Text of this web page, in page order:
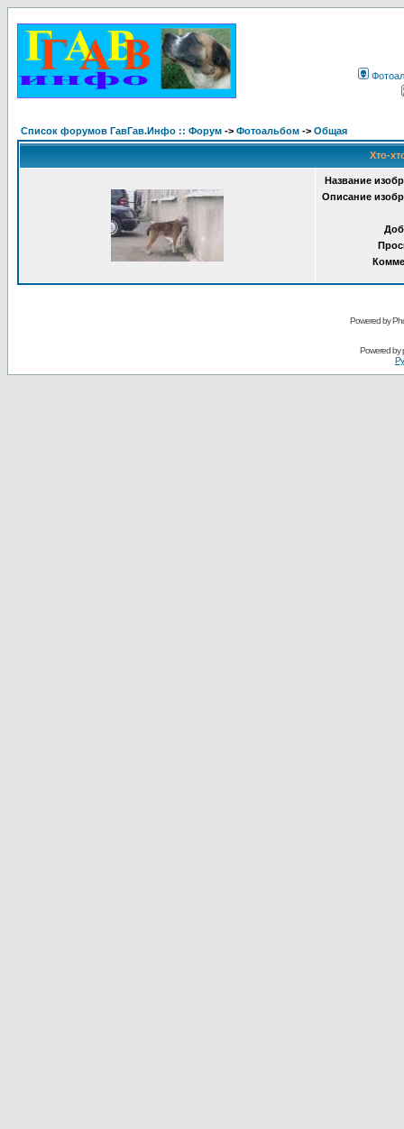
Список форумов ГавГав.Инфо :: Форум -> Фотоальбом -> Общая
Хто-
Название
Описание
Powered by
Powered by